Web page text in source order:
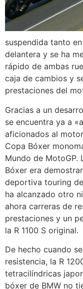
suspendida tanto
delantera y se ha
rápido de ambas
caja de cambios y
prestaciones del
Gracias a un
se encuentra ya a
aficionados al
Copa Bóxer
Mundo de MotoGP.
Bóxer era
deportiva touring
ha alcanzado otro
ahora carreras de
prestaciones y un
la R 1100 S original.
De hecho cuando
resistencia, la R
tetracilíndricas
bóxer de BMW no